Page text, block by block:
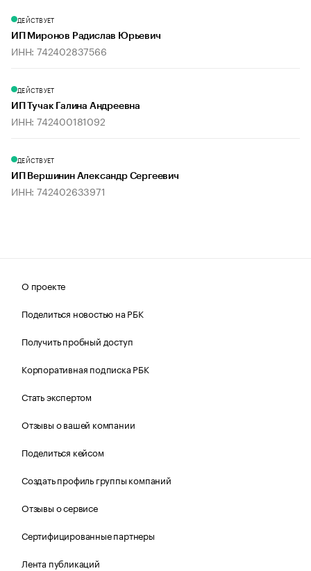
ДЕЙСТВУЕТ
ИП Миронов Радислав Юрьевич
ИНН: 742402837566
ДЕЙСТВУЕТ
ИП Тучак Галина Андреевна
ИНН: 742400181092
ДЕЙСТВУЕТ
ИП Вершинин Александр Сергеевич
ИНН: 742402633971
О проекте
Поделиться новостью на РБК
Получить пробный доступ
Корпоративная подписка РБК
Стать экспертом
Отзывы о вашей компании
Поделиться кейсом
Создать профиль группы компаний
Отзывы о сервисе
Сертифицированные партнеры
Лента публикаций